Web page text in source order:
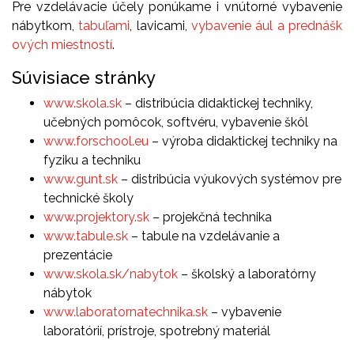
Pre vzdelávacie účely ponúkame i vnútorné vybavenie
nábytkom,tabuľami, lavicami,vybavenie ául a prednášk
ových miestností.
Súvisiace stránky
www.skola.sk – distribúcia didaktickej techniky,
učebných pomôcok, softvéru, vybavenie škôl
www.forschool.eu – výroba didaktickej techniky na
fyziku a techniku
www.gunt.sk – distribúcia výukových systémov pre
technické školy
www.projektory.sk – projekčná technika
www.tabule.sk – tabule na vzdelávanie a
prezentácie
www.skola.sk/nabytok – školský a laboratórny
nábytok
www.laboratornatechnika.sk – vybavenie
laboratórií, prístroje, spotrebný materiál